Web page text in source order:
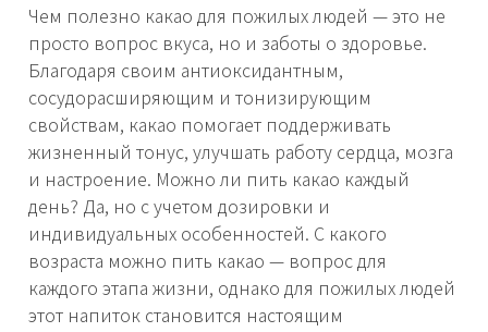
Чем полезно какао для пожилых людей — это не
просто вопрос вкуса, но и заботы о здоровье.
Благодаря своим антиоксидантным,
сосудорасширяющим и тонизирующим
свойствам, какао помогает поддерживать
жизненный тонус, улучшать работу сердца, мозга
и настроение. Можно ли пить какао каждый
день? Да, но с учетом дозировки и
индивидуальных особенностей. С какого
возраста можно пить какао — вопрос для
каждого этапа жизни, однако для пожилых людей
этот напиток становится настоящим